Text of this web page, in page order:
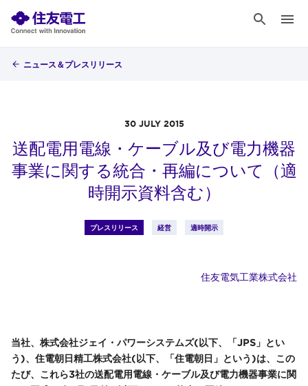
ニュース＆プレスリリース
30 JULY 2015
送配電用電線・ケーブル及び電力機器
事業に関する統合・再編について（適
時開示資料含む）
プレスリリース 経営 適時開示
住友電気工業株式会社
当社、株式会社ジェイ・パワーシステムズ(以下、「JPS」とい
う)、住電朝日精工株式会社(以下、「住電朝日」という)は、この
たび、これら3社の送配電用電線・ケーブル及び電力機器事業に関